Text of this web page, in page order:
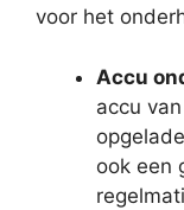
voor het
Accu
accu
ook een